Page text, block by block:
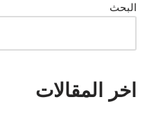
البحث
اخر المقالات